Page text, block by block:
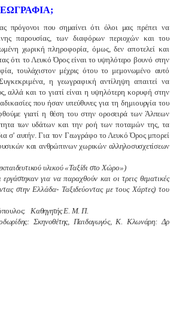
πρόγονοι που σημαίνει ότι όλοι μας πρέπει να
παρουσίας, των διαφόρωνπεριοχών και του
χωρική πληροφορία, όμως, δεν αποτελεί και
ότι το Λευκό Όρος είναι το υψηλότερο βουνό στην
τουλάχιστον μέχρις ότου το μεμονωμένο αυτό
η γεωγραφική αντίληψη απαιτεί να
αλλά και το γιατί είναι η υψηλότερη κορυφή στην
που ήσαν υπεύθυνες για τη δημιουργία του
γιατί η θέση τουστην οροσειρά των Άλπεων
των υδάτων και την ροή των ποταμών της, τα
σ' αυτήν. Για τον Γεωγράφο το Λευκό Όρος μπορεί
και ανθρώπινων χωρικών αλληλοσυσχετίσεων
υλικού «Ταξίδι στοΧώρο»)
εργάστηκανγια να παραχθούν και οι τρεις θεματικές
στην Ελλάδα- Ταξιδεύοντας με τους Χάρτες) του
Καθηγητής Ε. Μ. Π.
Σκηνοθέτης, Παιδαγωγός, Κ. Κλωνάρη: Δρ